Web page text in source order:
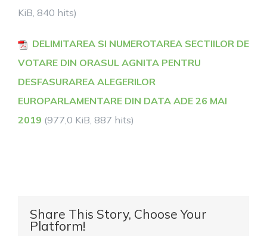
KiB, 840 hits)
DELIMITAREA SI NUMEROTAREA SECTIILOR DE
VOTARE DIN ORASUL AGNITA PENTRU
DESFASURAREA ALEGERILOR
EUROPARLAMENTARE DIN DATA ADE 26 MAI
2019 (977,0 KiB, 887 hits)
Share This Story, Choose Your
Platform!